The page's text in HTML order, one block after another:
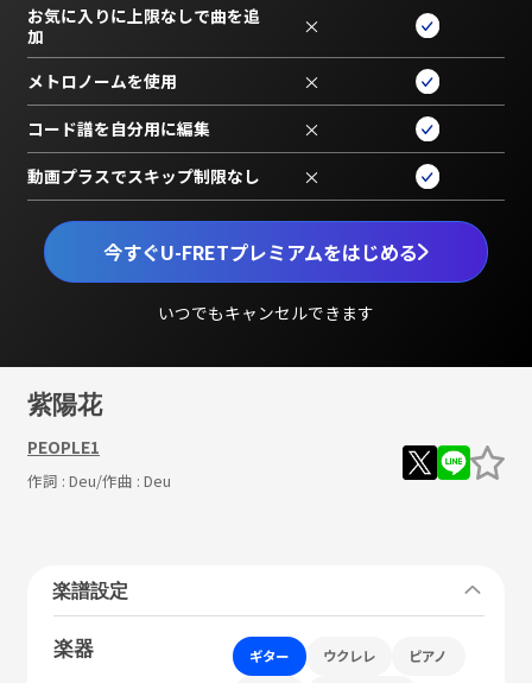
今すぐU-FRETプレミアムをはじめる
いつでもキャンセルできます
お気に入りに上限なしで曲を追
加
×
メトロノームを使用 ×
コード譜を自分用に編集 ×
動画プラスでスキップ制限なし ×
紫陽花
PEOPLE1
作詞 : Deu/作曲 : Deu
楽譜設定
楽器 ギター ウクレレ ピアノ